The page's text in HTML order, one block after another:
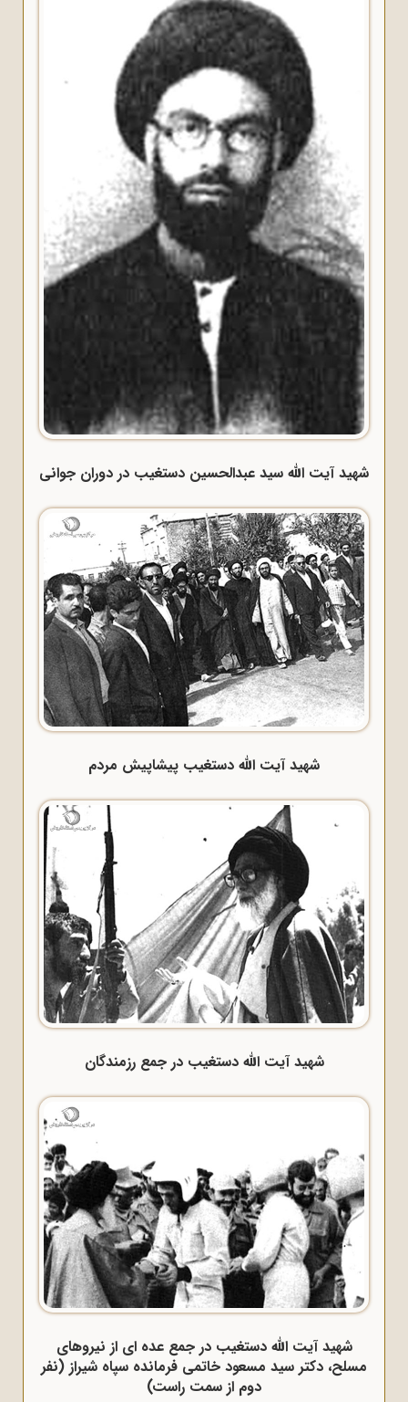
شهید آیت الله سید عبدالحسین دستغیب در دوران جوانی
شهید آیت الله دستغیب پیشاپیش مردم
شهید آیت الله دستغیب در جمع رزمندگان
شهید آیت الله دستغیب در جمع عده ای از نیروهای
مسلح، دکتر سید مسعود خاتمی فرمانده سپاه شیراز (نفر
دوم از سمت راست)